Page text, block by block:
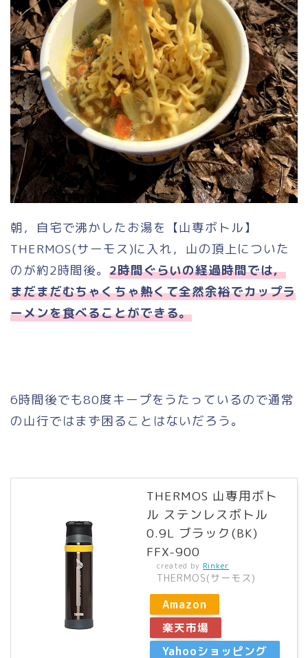
朝，自宅で沸かしたお湯を【山専ボトル】
THERMOS(サーモス)に入れ，山の頂上についた
のが約2時間後。2時間ぐらいの経過時間では，
まだまだむちゃくちゃ熱くて全然余裕でカップラ
ーメンを食べることができる。
6時間後でも80度キープをうたっているので通常
の山行ではまず困ることはないだろう。
THERMOS 山専用ボト
ル ステンレスボトル
0.9L ブラック(BK)
FFX-900
created by Rinker
THERMOS(サーモス)
Amazon
楽天市場
Yahooショッピング